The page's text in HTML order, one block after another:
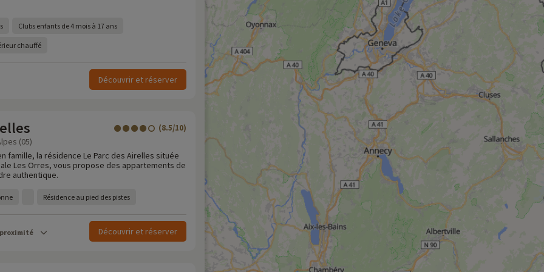
Clubs enfants de 4 mois à 17 ans
chauffé
Découvrir et réserver
(8.5/10)
(05)
famille, la résidence Le Parc des Airelles située
Les Orres, vous propose des appartements de
authentique.
Résidence au pied des pistes
Découvrir et réserver